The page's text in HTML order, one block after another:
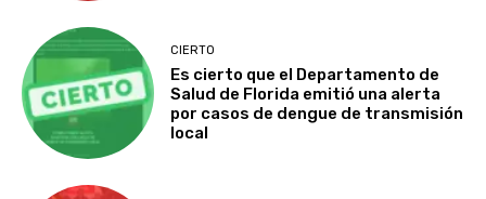
CIERTO
Es cierto que el Departamento de
Salud de Florida emitió una alerta
por casos de dengue de transmisión
local